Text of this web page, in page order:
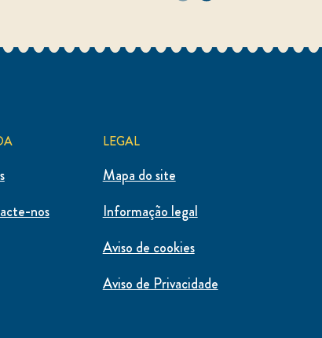
nos
LEGAL
Mapa do site
Informação legal
Aviso de cookies
Aviso de Privacidade